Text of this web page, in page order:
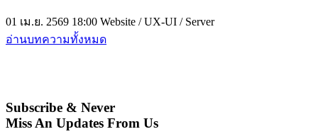
01 เม.ย. 2569 18:00 Website / UX-UI / Server
อ่านบทความทั้งหมด
Subscribe & Never
Miss An Updates From Us